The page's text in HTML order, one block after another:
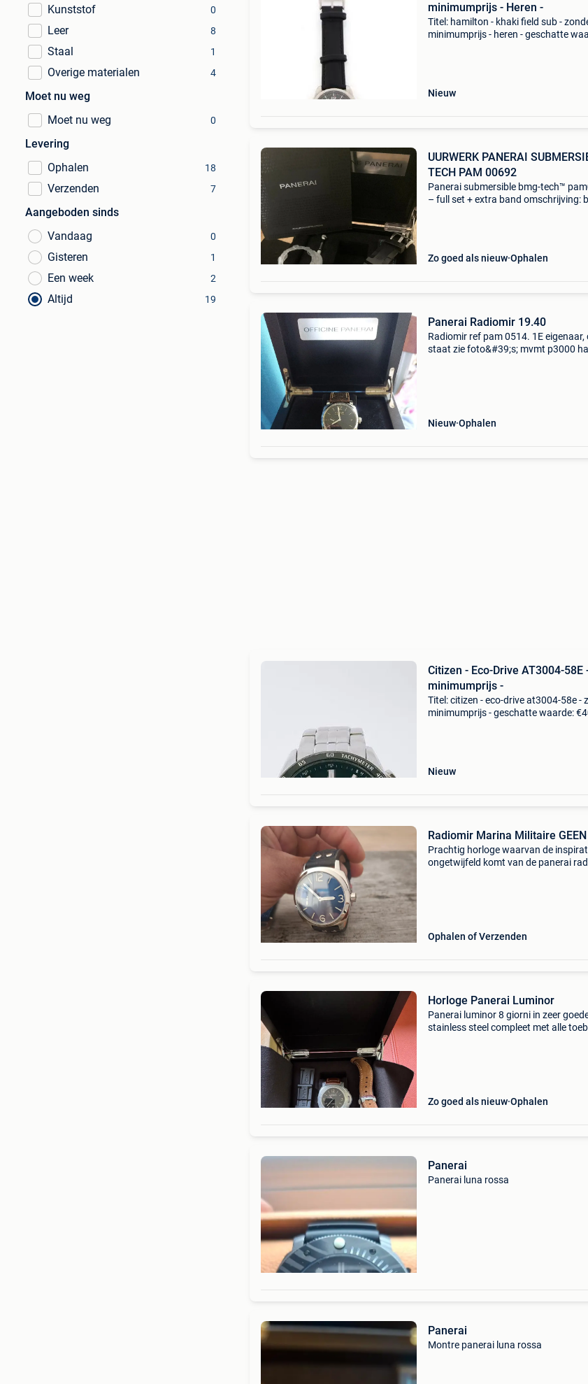
Kunststof 0
Leer 8
Staal 1
Overige materialen 4
Moet nu weg
Moet nu weg
0
Levering
Ophalen
18
Verzenden 7
Aangeboden sinds
Vandaag
0
Gisteren 1
Een week 2
Altijd 19
minimumprijs - Heren -
Titel: hamilton - khaki field sub -
minimumprijs - heren - geschatte
Nieuw
UURWERK PANERAI
TECH PAM 00692
Panerai submersible bmg-tech™
– full set + extra band omschrijving:
Zo goed als nieuw Ophalen
Panerai Radiomir 19.40
Radiomir ref pam 0514. 1E eigenaar,
staat zie foto&#39;s; mvmt p3000
Nieuw Ophalen
Citizen - Eco-Drive AT3004-58E
minimumprijs -
Titel: citizen - eco-drive at3004-58e -
minimumprijs - geschatte waarde:
Nieuw
Radiomir Marina Militaire
Prachtig horloge waarvan de
ongetwijfeld komt van de panerai
Ophalen of Verzenden
Horloge Panerai Luminor
Panerai luminor 8 giorni in zeer
stainless steel compleet met alle
Zo goed als nieuw Ophalen
Panerai
Panerai luna rossa
Panerai
Montre panerai luna rossa